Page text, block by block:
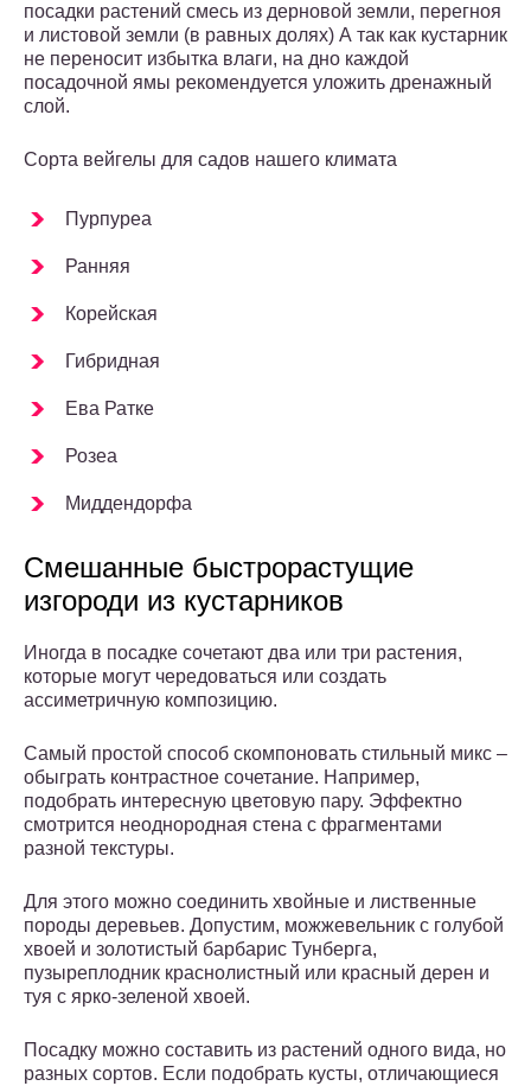
посадки растений смесь из дерновой земли, перегноя
и листовой земли (в равных долях) А так как кустарник
не переносит избытка влаги, на дно каждой
посадочной ямы рекомендуется уложить дренажный
слой.
Сорта вейгелы для садов нашего климата
Пурпуреа
Ранняя
Корейская
Гибридная
Ева Ратке
Розеа
Миддендорфа
Смешанные быстрорастущие
изгороди из кустарников
Иногда в посадке сочетают два или три растения,
которые могут чередоваться или создать
ассиметричную композицию.
Самый простой способ скомпоновать стильный микс –
обыграть контрастное сочетание. Например,
подобрать интересную цветовую пару. Эффектно
смотрится неоднородная стена с фрагментами
разной текстуры.
Для этого можно соединить хвойные и лиственные
породы деревьев. Допустим, можжевельник с голубой
хвоей и золотистый барбарис Тунберга,
пузыреплодник краснолистный или красный дерен и
туя с ярко-зеленой хвоей.
Посадку можно составить из растений одного вида, но
разных сортов. Если подобрать кусты, отличающиеся